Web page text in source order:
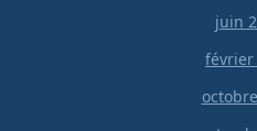
juin
février